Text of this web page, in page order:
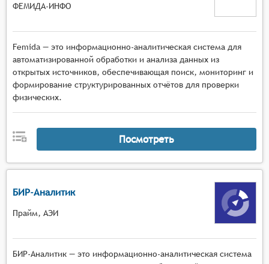
ФЕМИДА-ИНФО
Femida — это информационно-аналитическая система для
автоматизированной обработки и анализа данных из
открытых источников, обеспечивающая поиск, мониторинг и
формирование структурированных отчётов для проверки
физических.
Посмотреть
БИР-Аналитик
Прайм, АЭИ
БИР-Аналитик — это информационно-аналитическая система